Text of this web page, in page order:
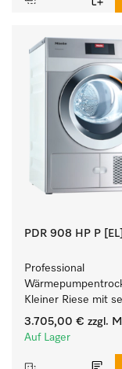
PDR 908 HP P [EL]
Professional
Kleiner Riese mit
geringem
Energieverbrauch
Füllgewicht 8 kg.
3.705,00 € zzgl.
Auf Lager